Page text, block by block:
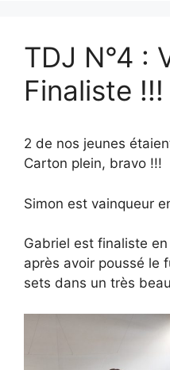
TDJ N°4 :
Finaliste !!!
2 de nos jeunes
Carton plein, bravo !!!
Simon est vainqueur
Gabriel est finaliste
après avoir poussé le
sets dans un très